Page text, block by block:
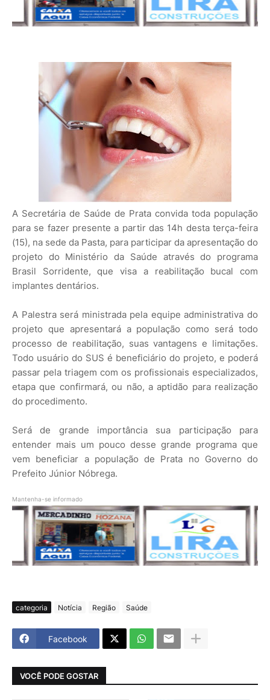
A Secretária de Saúde de Prata convida toda população
para se fazer presente a partir das 14h desta terça-feira
(15), na sede da Pasta, para participar da apresentação do
projeto do Ministério da Saúde através do programa
Brasil Sorridente, que visa a reabilitação bucal com
implantes dentários.
A Palestra será ministrada pela equipe administrativa do
projeto que apresentará a população como será todo
processo de reabilitação, suas vantagens e limitações.
Todo usuário do SUS é beneficiário do projeto, e poderá
passar pela triagem com os profissionais especializados,
etapa que confirmará, ou não, a aptidão para realização
do procedimento.
Será de grande importância sua participação para
entender mais um pouco desse grande programa que
vem beneficiar a população de Prata no Governo do
Prefeito Júnior Nóbrega.
Mantenha-se informado
categoria Notícia Região Saúde
Facebook
VOCÊ PODE GOSTAR